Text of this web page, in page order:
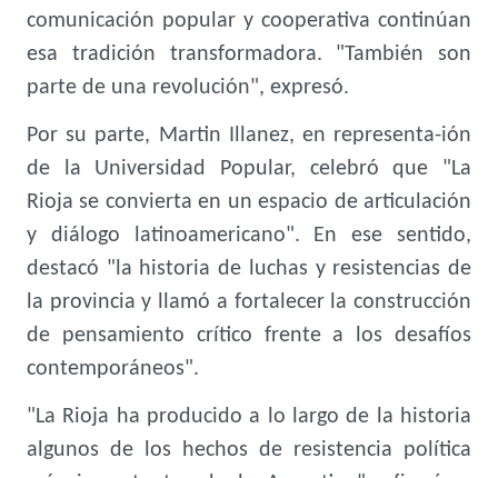
comunicación popular y cooperativa continúan
esa tradición transformadora. "También son
parte de una revolución", expresó.
Por su parte, Martin Illanez, en representa-ión
de la Universidad Popular, celebró que "La
Rioja se convierta en un espacio de articulación
y diálogo latinoamericano". En ese sentido,
destacó "la historia de luchas y resistencias de
la provincia y llamó a fortalecer la construcción
de pensamiento crítico frente a los desafíos
contemporáneos".
"La Rioja ha producido a lo largo de la historia
algunos de los hechos de resistencia política